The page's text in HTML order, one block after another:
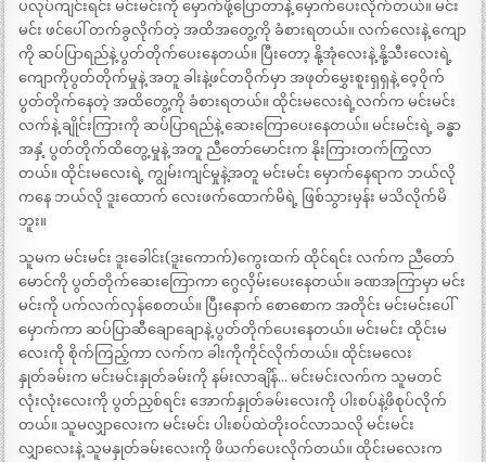
ပလုပ်ကျင်းရင်း မင်းမင်းကို မှောက်ဖို့ပြောတာနဲ့ မှောက်ပေးလိုက်တယ်။ မင်း
မင်း ဖင်ပေါ် တက်ခွလိုက်တဲ့ အထိအတွေ့ကို ခံစားရတယ်။ လက်လေးနဲ့ ကျော
ကို ဆပ်ပြာရည်နဲ့ ပွတ်တိုက်ပေးနေတယ်။ ပြီးတော့ နို့အုံလေးနဲ့ နို့သီးလေးရဲ့
ကျောကိုပွတ်တိုက်မှုနဲ့ အတူ ခါးနဲ့ဖင်တဝိုက်မှာ အဖုတ်မွှေးစူးရှရှနဲ့ ဝေ့ဝိုက်
ပွတ်တိုက်နေတဲ့ အထိတွေ့ကို ခံစားရတယ်။ ထိုင်းမလေးရဲ့လက်က မင်းမင်း
လက်နဲ့ ချိုင်းကြားကို ဆပ်ပြာရည်နဲ့ ဆေးကြောပေးနေတယ်။ မင်းမင်းရဲ့ ခန္ဓာ
အနှံ့ ပွတ်တိုက်ထိတွေ့မှုနဲ့ အတူ ညီတော်မောင်းက နိုးကြားတက်ကြွလာ
တယ်။ ထိုင်းမလေးရဲ့ ကျွမ်းကျင်မှုနဲ့အတူ မင်းမင်း မှောက်နေရာက ဘယ်လို
ကနေ ဘယ်လို ဒူးထောက် လေးဖက်ထောက်မိရဲ့ ဖြစ်သွားမှန်း မသိလိုက်မိ
ဘူး။
သူမက မင်းမင်း ဒူးခေါင်း(ဒူးကောက်)ကွေးထက် ထိုင်ရင်း လက်က ညီတော်
မောင်ကို ပွတ်တိုက်ဆေးကြောကာ ဂွေလှိမ်းပေးနေတယ်။ ခဏအကြာမှာ မင်း
မင်းကို ပက်လက်လှန်စေတယ်။ ပြီးနောက် စောစောက အတိုင်း မင်းမင်းပေါ်
မှောက်ကာ ဆပ်ပြာဆီချောချောနဲ့ ပွတ်တိုက်ပေးနေတယ်။ မင်းမင်း ထိုင်းမ
လေးကို စိုက်ကြည့်ကာ လက်က ခါးကိုကိုင်လိုက်တယ်။ ထိုင်းမလေး
နှုတ်ခမ်းက မင်းမင်းနှုတ်ခမ်းကို နမ်းလာချိန်… မင်းမင်းလက်က သူမတင်
လုံးလုံးလေးကို ပွတ်ညှစ်ရင်း အောက်နှုတ်ခမ်းလေးကို ပါးစပ်နဲ့ဖိစုပ်လိုက်
တယ်။ သူမလျှာလေးက မင်းမင်း ပါးစပ်ထဲတိုးဝင်လာသလို မင်းမင်း
လျှာလေးနဲ့ သူမနှုတ်ခမ်းလေးကို ဖိယက်ပေးလိုက်တယ်။ ထိုင်းမလေးက